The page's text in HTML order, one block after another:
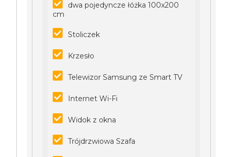
dwa pojedyncze łóżka 100x200
cm
Stoliczek
Krzesło
Telewizor Samsung ze Smart TV
Internet Wi-Fi
Widok z okna
Trójdrzwiowa Szafa